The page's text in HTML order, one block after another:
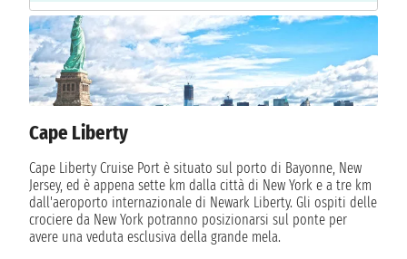
sabato 5 giugno 2027
07:00
CAPE LIBERTY
Cape Liberty
Cape Liberty Cruise Port è situato sul porto di Bayonne, New
Jersey, ed è appena sette km dalla città di New York e a tre km
dall'aeroporto internazionale di Newark Liberty. Gli ospiti delle
crociere da New York potranno posizionarsi sul ponte per
avere una veduta esclusiva della grande mela.